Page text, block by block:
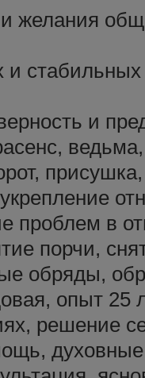
и желания
и
и
проблем в
порчи,
обряды,
опыт 25
решение